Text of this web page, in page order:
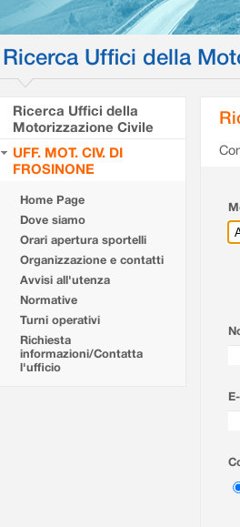
Ricerca Uffici della
Ricerca Uffici della
Motorizzazione Civile
UFF. MOT. CIV. DI
FROSINONE
Home Page
Dove siamo
Orari apertura sportelli
Organizzazione e contatti
Avvisi all'utenza
Normative
Turni operativi
Richiesta
informazioni/Contatta
l'ufficio